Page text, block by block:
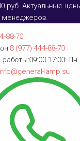
руб. Актуальные
менеджеров.
88-70
8 (977) 444-88-70
09:00-17:00:
lamp.su